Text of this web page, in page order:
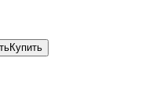
Купить